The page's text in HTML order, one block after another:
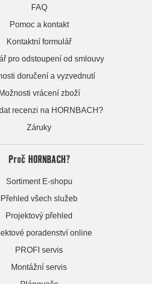
FAQ
Pomoc a kontakt
Kontaktní formulář
pro odstoupení od smlouvy
doručení a vyzvednutí
Možnosti vrácení zboží
recenzi na HORNBACH?
Záruky
Proč HORNBACH?
Sortiment E-shopu
Přehled všech služeb
Projektový přehled
poradenství online
PROFI servis
Montážní servis